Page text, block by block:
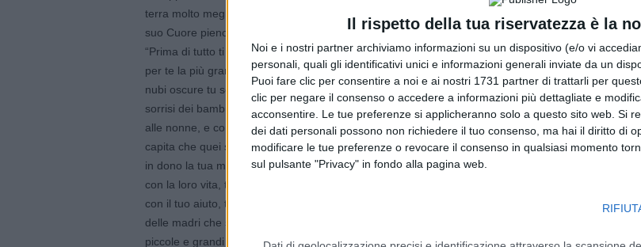
Il rispetto della tua riservatezza è la
Noi e i nostri partner archiviamo informazioni su un dispositivo (e/o vi
personali, quali gli identificativi unici e informazioni generali inviate da un
Puoi fare clic per consentire a noi e ai nostri 1731 partner di trattarli per
clic per negare il consenso o accedere a informazioni più dettagliate e
acconsentire. Le tue preferenze si applicheranno solo a questo sito web. Si
dei dati personali possono non richiedere il tuo consenso, ma hai il diritto di
modificare le tue preferenze o revocare il consenso in qualsiasi momento
sul pulsante "Privacy" in fondo alla pagina web.
terra molto meglio di noi; ma come Madre ascolti le nostre invocazioni per presentarle al tuo Figlio,
suo Cuore pieno di misericordia”.
“Prima di tutto ti porto l’amore filiale di innumerevoli uomini e donne, non solo cristiani, che nutrono
per te la più grande riconoscenza per la tua bellezza tutta grazia e umiltà: perchè in mezzo a tante
nubi oscure tu sei segno di speranza e di consolazione – ha aggiunto Papa Francesco -. Ti porto i
sorrisi dei bambini, che imparano il tuo nome davanti a una tua immagine, in braccio alle mamme e
alle nonne, e cominciano a conoscere che hanno anche una Mamma in Cielo. E quando, nella vita,
capita che quei sorrisi lasciano il posto alle lacrime, com’è importante averti conosciuta, avere
in dono la tua maternità!. Ti porto la gratitudine degli anziani e dei vecchi: un grazie che fa tutt’uno
con la loro vita, tessuto di ricordi, di gioie e dolori, di traguardi che loro sanno bene di aver raggiunto
con il tuo aiuto, tenendo la loro mano nella tua. Ti porto le preoccupazioni delle famiglie, dei padri e
delle madri che spesso fanno fatica a far quadrare i bilanci di casa, e affrontano giorno per giorno
piccole e grandi sfide per andare avanti. In particolare ti affido le giovani coppie, perchè